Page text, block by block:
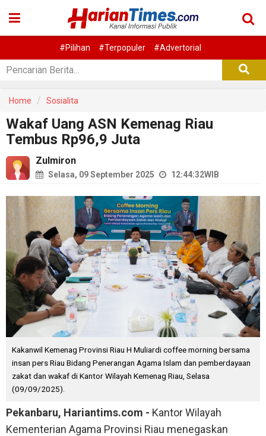
#Pilihan #Terpopuler #Advertorial
Home Sosialita
Wakaf Uang ASN Kemenag Riau
Tembus Rp96,9 Juta
Zulmiron
Selasa, 09 September 2025 12:44:32WIB
Kakanwil Kemenag Provinsi Riau H Muliardi coffee morning bersama
insan pers Riau Bidang Penerangan Agama Islam dan pemberdayaan
zakat dan wakaf di Kantor Wilayah Kemenag Riau, Selasa
(09/09/2025).
Pekanbaru, Hariantims.com - Kantor Wilayah
Kementerian Agama Provinsi Riau menegaskan